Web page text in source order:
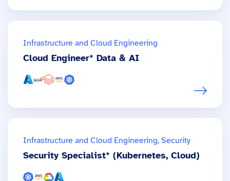
Infrastructure and Cloud Engineering
Cloud Engineer* Data & AI
Infrastructure and Cloud Engineering, Security
Security Specialist* (Kubernetes, Cloud)